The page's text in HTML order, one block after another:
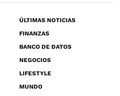
ÚLTIMAS NOTICIAS
FINANZAS
BANCO DE DATOS
NEGOCIOS
LIFESTYLE
MUNDO